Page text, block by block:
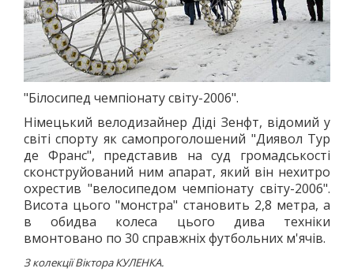
"Білосипед чемпіонату світу-2006".
Німецький велодизайнер Діді Зенфт, відомий у
світі спорту як самопроголошений "Диявол Тур
де Франс", представив на суд громадськості
сконструйований ним апарат, який він нехитро
охрестив "велосипедом чемпіонату світу-2006".
Висота цього "монстра" становить 2,8 метра, а
в обидва колеса цього дива техніки
вмонтовано по 30 справжніх футбольних м'ячів.
З колекції Віктора КУЛЕНКА.